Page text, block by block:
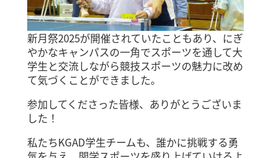
新月祭2025が開催されていたこともあり、にぎ
やかなキャンパスの一角でスポーツを通して大
学生と交流しながら競技スポーツの魅力に改め
て気づくことができました。
参加してくださった皆様、ありがとうございま
した！
私たちKGAD学生チームも、誰かに挑戦する勇